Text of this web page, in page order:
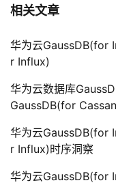
相关文章
华为云GaussDB(for
r Influx)
华为云数据库
GaussDB(for
华为云GaussDB(for
r Influx)时序洞察
华为云GaussDB(for